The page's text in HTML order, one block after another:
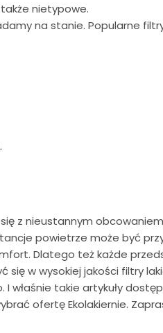
nietypowe.
na stanie. Popularne
z nieustannym
powietrze może być
Dlatego też każde
w wysokiej jakości filtry
takie artykuły
ofertę Ekolakiernie.